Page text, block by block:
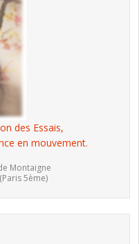
des Essais,
en mouvement.
Montaigne
5ème)